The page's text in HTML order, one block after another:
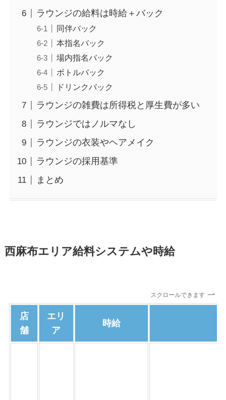
ラウンジの給料は時給＋バック
同伴バック
本指名バック
場内指名バック
ボトルバック
ドリンクバック
ラウンジの雑費は所得税と厚生費が多い
ラウンジではノルマなし
ラウンジの衣装やヘアメイク
ラウンジの採用基準
まとめ
西麻布エリア給料システムや時給
スクロールできます
店
舗
エリ
ア
時給